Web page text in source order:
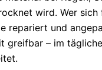
wird. Wer sich
repariert und
greifbar – im